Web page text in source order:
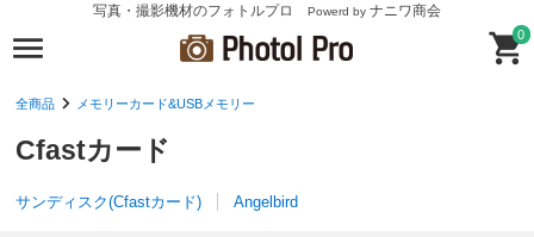
写真・撮影機材のフォトルプロ Powerd by ナニワ商会
0
全商品 メモリーカード&USBメモリー
Cfastカード
サンディスク(Cfastカード) Angelbird